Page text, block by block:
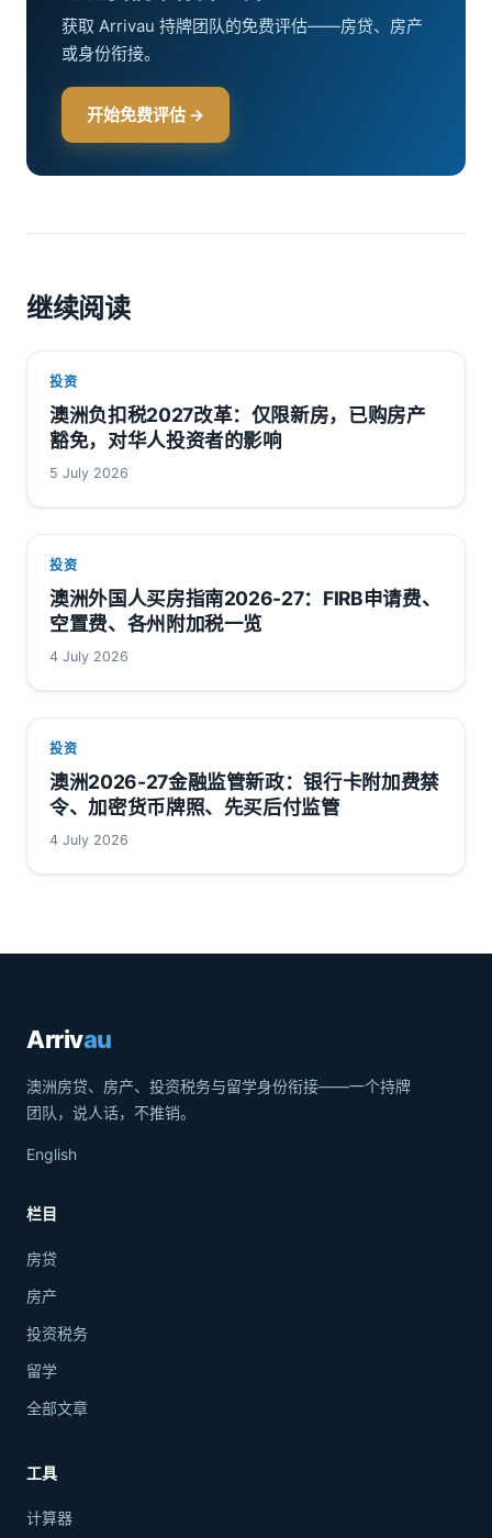
获取 Arrivau 持牌团队的免费评估——房贷、房产
或身份衔接。
开始免费评估 →
继续阅读
投资
澳洲负扣税2027改革：仅限新房，已购房产
豁免，对华人投资者的影响
5 July 2026
投资
澳洲外国人买房指南2026-27：FIRB申请费、
空置费、各州附加税一览
4 July 2026
投资
澳洲2026-27金融监管新政：银行卡附加费禁
令、加密货币牌照、先买后付监管
4 July 2026
Arrivau
澳洲房贷、房产、投资税务与留学身份衔接——一个持牌
团队，说人话，不推销。
English
栏目
房贷
房产
投资税务
留学
全部文章
工具
计算器